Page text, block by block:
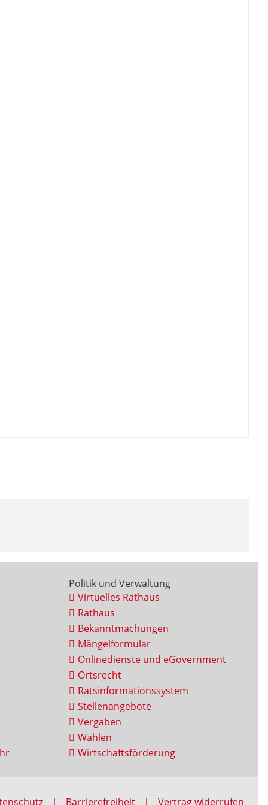
Politik und Verwaltung
Virtuelles Rathaus
Rathaus
Bekanntmachungen
Mängelformular
Onlinedienste und eGovernment
Ortsrecht
Ratsinformationssystem
Stellenangebote
Vergaben
Wahlen
Wirtschaftsförderung
Barrierefreiheit Vertrag widerrufen